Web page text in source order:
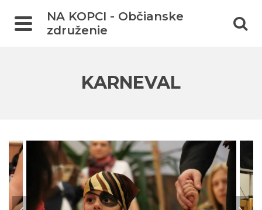
NA KOPCI - Občianske
združenie
KARNEVAL